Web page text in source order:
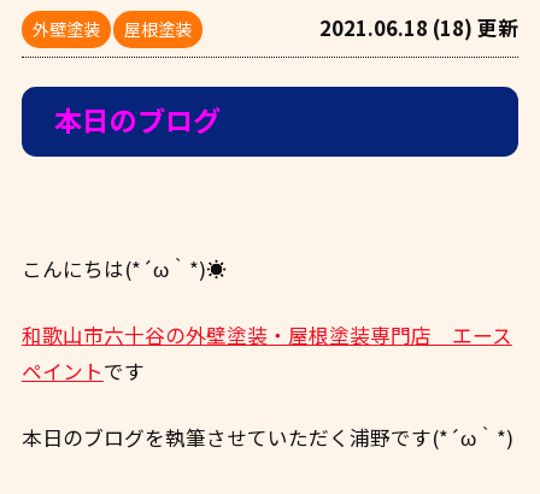
外壁塗装 屋根塗装 2021.06.18 (18) 更新
本日のブログ
こんにちは(*´ω｀*)☀
和歌山市六十谷の外壁塗装・屋根塗装専門店 エース
ペイントです
本日のブログを執筆させていただく浦野です(*´ω｀*)